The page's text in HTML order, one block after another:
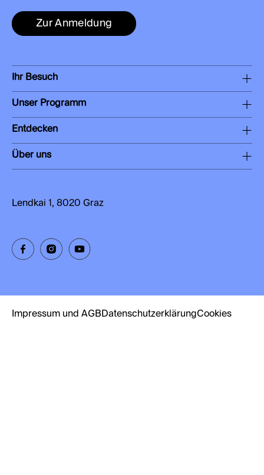
Zur Anmeldung
Ihr Besuch
Unser Programm
Entdecken
Über uns
Lendkai 1, 8020 Graz
Impressum und AGBDatenschutzerklärungCookies